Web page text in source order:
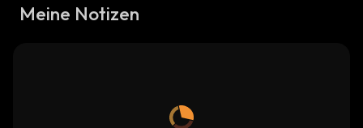
Meine Notizen